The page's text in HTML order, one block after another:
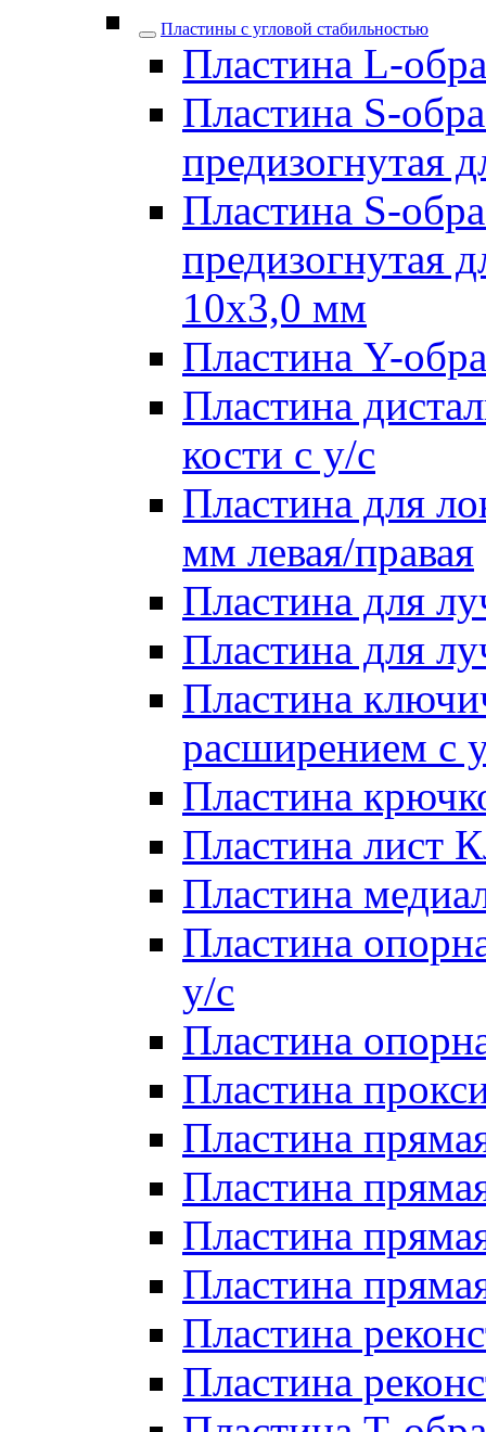
Пластины с угловой стабильностью
Пластина L-
Пластина S-
предизогнутая
Пластина S-
предизогнутая
10х3,0 мм
Пластина Y-
Пластина
кости с у/с
Пластина для
мм левая/правая
Пластина для
Пластина для
Пластина
расширением с
Пластина
Пластина лист
Пластина
Пластина
у/с
Пластина
Пластина
Пластина
Пластина
Пластина
Пластина
Пластина
Пластина